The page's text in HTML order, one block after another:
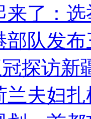
来了：
部队发
探访新
兰夫妇